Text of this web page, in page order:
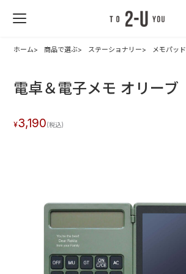
ホーム 商品で選ぶ ステーショナリー メモパッド
電卓＆電子メモ オリーブ
3,190